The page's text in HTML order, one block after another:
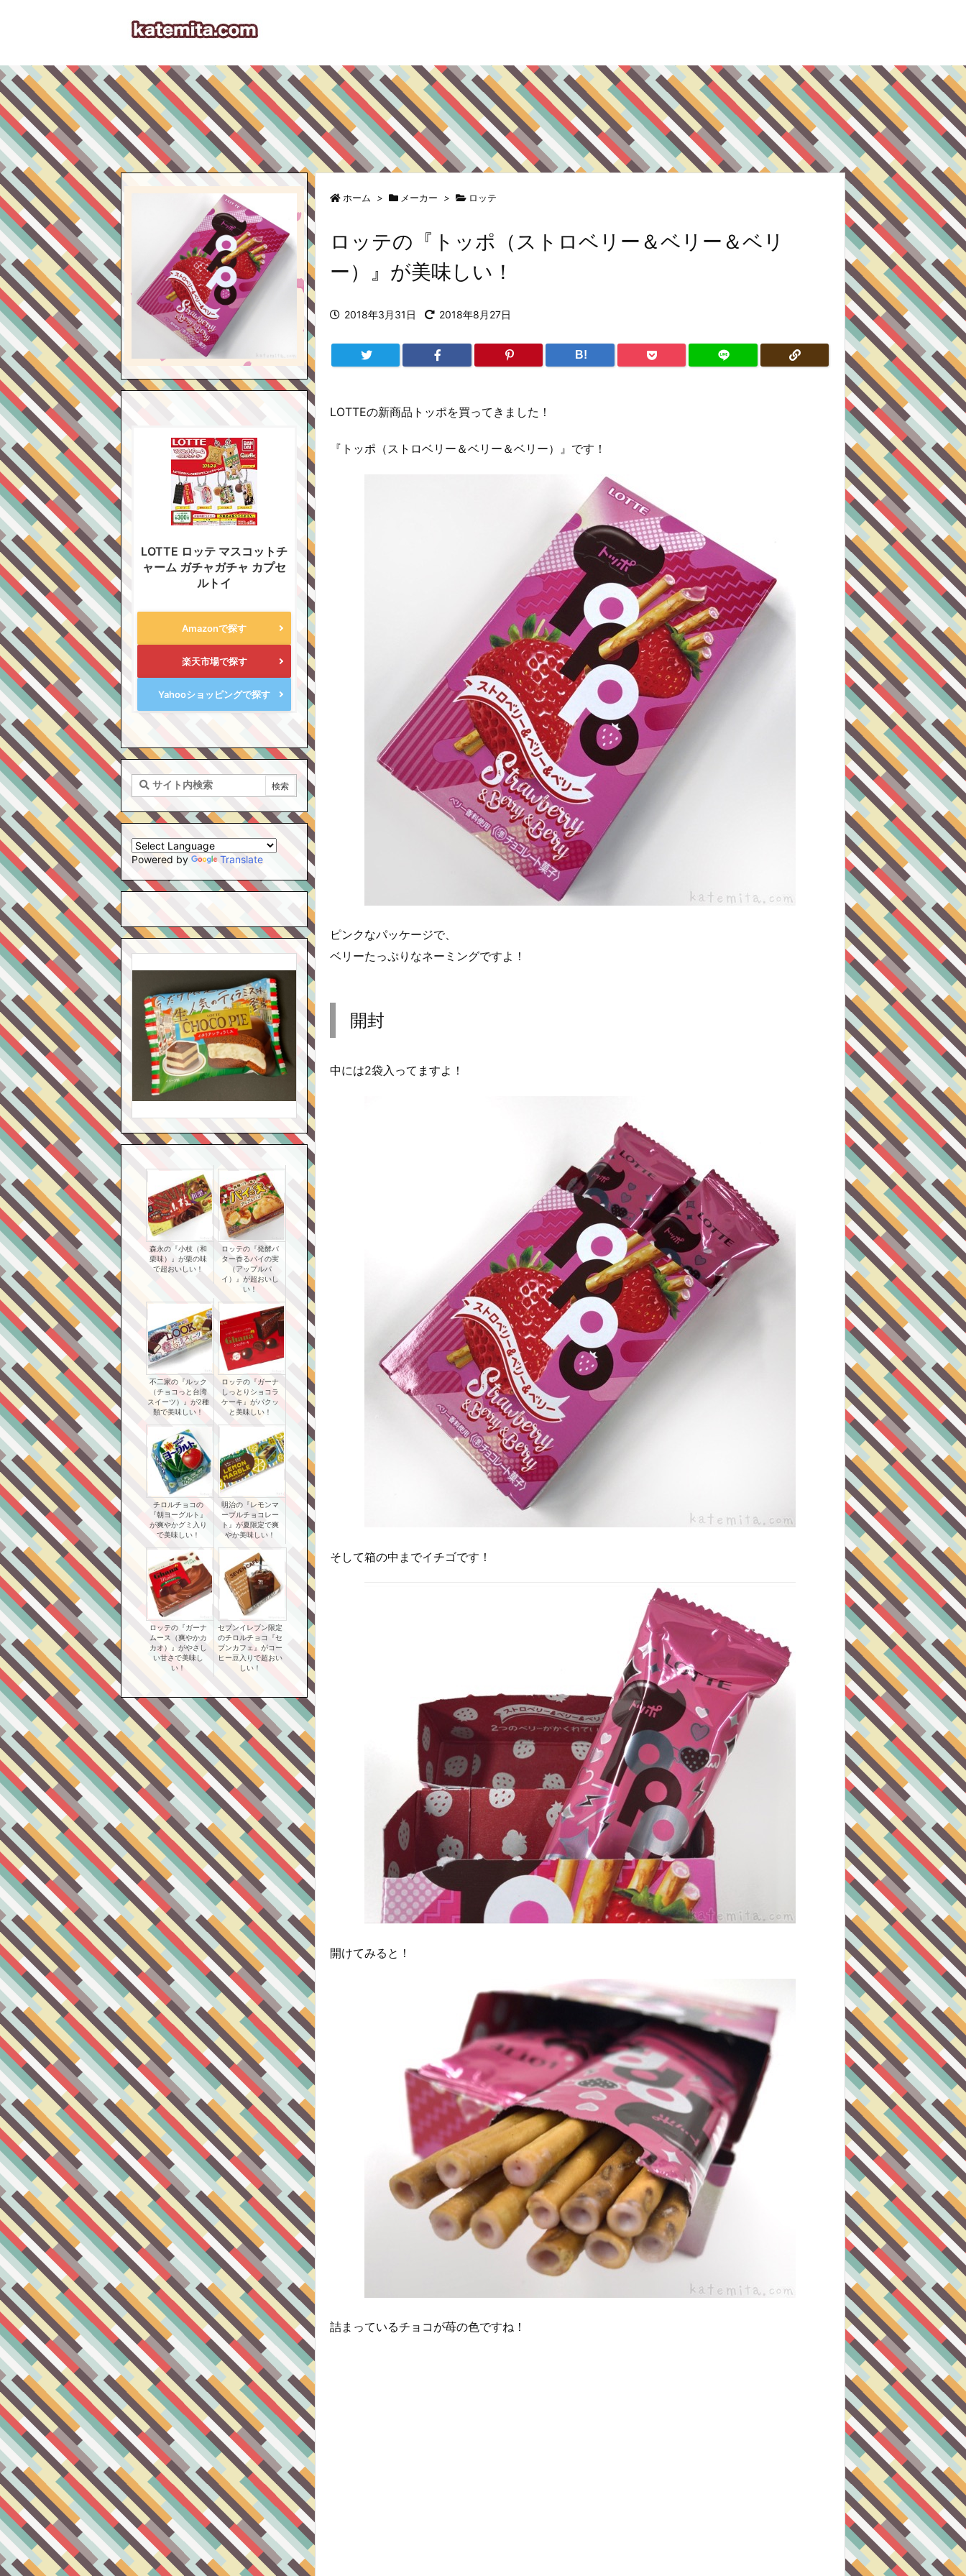
ホーム > メーカー > ロッテ
ロッテの『トッポ（ストロベリー＆ベリー＆ベリ
ー）』が美味しい！
2018年3月31日 2018年8月27日
B!
LOTTEの新商品トッポを買ってきました！
『トッポ（ストロベリー＆ベリー＆ベリー）』です！
ピンクなパッケージで、
ベリーたっぷりなネーミングですよ！
開封
中には2袋入ってますよ！
そして箱の中までイチゴです！
開けてみると！
詰まっているチョコが苺の色ですね！
LOTTE ロッテ マスコットチ
ャーム ガチャガチャ カプセ
ルトイ
Amazonで探す
楽天市場で探す
Yahooショッピングで探す
Powered by Translate
森永の『小枝（和
栗味）』が栗の味
で超おいしい！
ロッテの『発酵バ
ター香るパイの実
（アップルパ
イ）』が超おいし
い！
不二家の『ルック
（チョコっと台湾
スイーツ）』が2種
類で美味しい！
ロッテの『ガーナ
しっとりショコラ
ケーキ』がパクッ
と美味しい！
チロルチョコの
『朝ヨーグルト』
が爽やかグミ入り
で美味しい！
明治の『レモンマ
ーブルチョコレー
ト』が夏限定で爽
やか美味しい！
ロッテの『ガーナ
ムース（爽やかカ
カオ）』がやさし
い甘さで美味し
い！
セブンイレブン限定
のチロルチョコ『セ
ブンカフェ』がコー
ヒー豆入りで超おい
しい！